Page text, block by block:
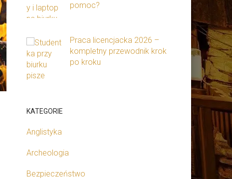
pomoc?
Praca licencjacka 2026 –
kompletny przewodnik krok
po kroku
KATEGORIE
Anglistyka
Archeologia
Bezpieczeństwo